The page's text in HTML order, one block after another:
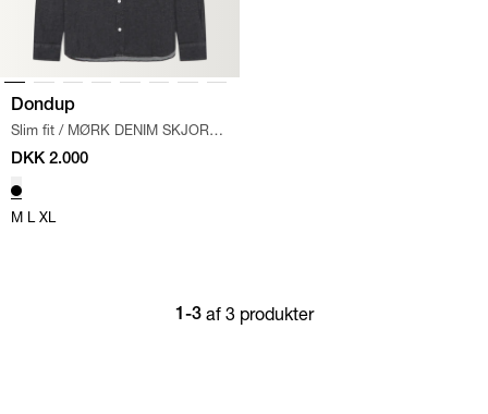
Dondup
Slim fit / MØRK DENIM SKJORTE
/ SORT
DKK 2.000
M L XL
1-3 af 3 produkter